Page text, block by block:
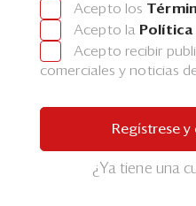
Acepto los
Acepto la Política
Acepto recibir
comerciales y noticias
Regístrese
¿Ya tiene una